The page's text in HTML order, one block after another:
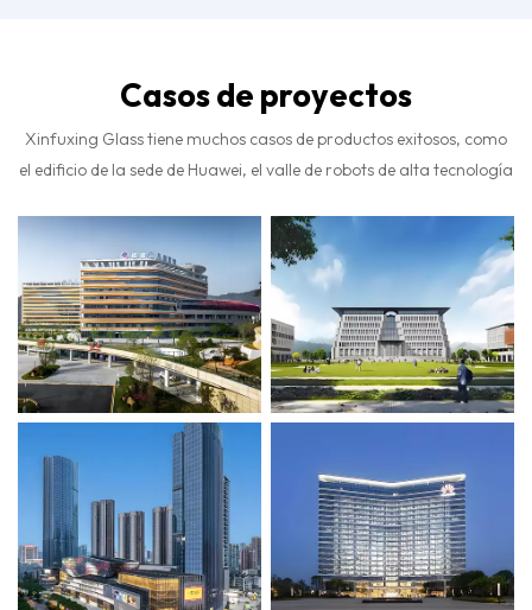
Casos de proyectos
Xinfuxing Glass tiene muchos casos de productos exitosos, como
el edificio de la sede de Huawei, el valle de robots de alta tecnología
China Resources MixC, etc.